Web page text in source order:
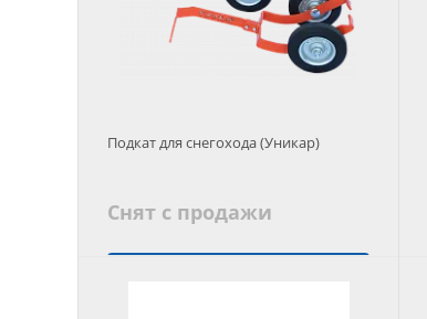
Подкат для снегохода (Уникар)
Снят с продажи